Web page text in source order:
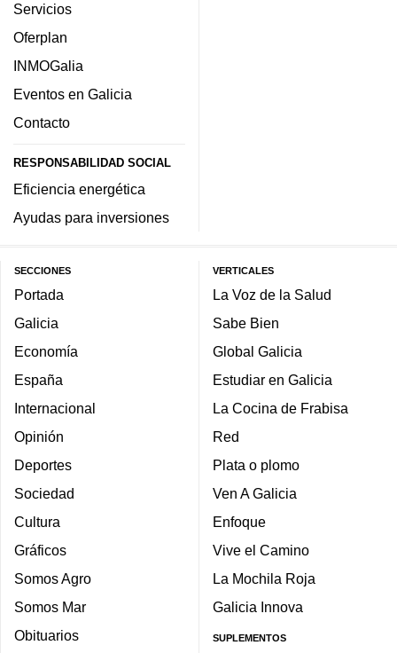
Servicios
Oferplan
INMOGalia
Eventos en Galicia
Contacto
RESPONSABILIDAD SOCIAL
Eficiencia energética
Ayudas para inversiones
SECCIONES
Portada
Galicia
Economía
España
Internacional
Opinión
Deportes
Sociedad
Cultura
Gráficos
Somos Agro
Somos Mar
Obituarios
VERTICALES
La Voz de la Salud
Sabe Bien
Global Galicia
Estudiar en Galicia
La Cocina de Frabisa
Red
Plata o plomo
Ven A Galicia
Enfoque
Vive el Camino
La Mochila Roja
Galicia Innova
SUPLEMENTOS